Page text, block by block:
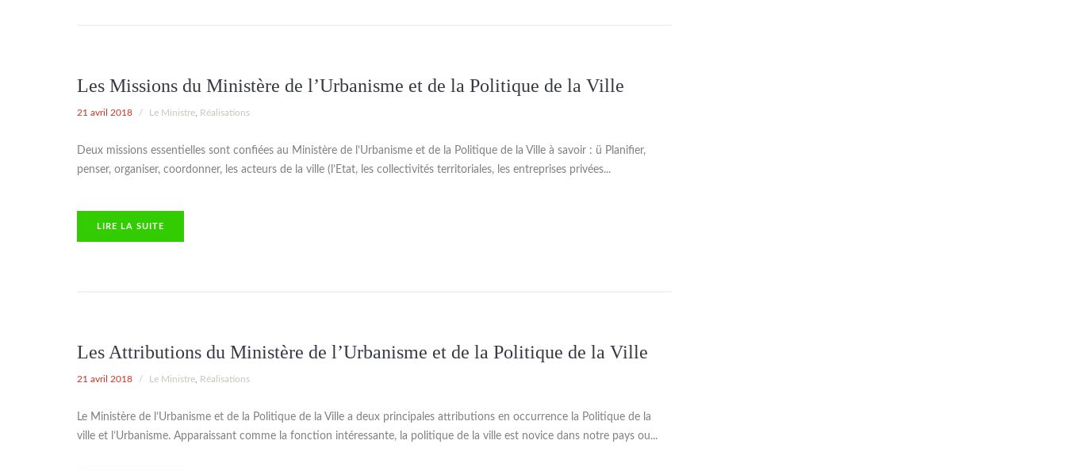
Les Missions du Ministère de l’Urbanisme et de la Politique de la Ville
21 avril 2018 / Le Ministre Réalisations
Deux missions essentielles sont confiées au Ministère de l’Urbanisme et de la Politique de la Ville à savoir : ü Planifier,
penser, organiser, coordonner, les acteurs de la ville (l’Etat, les collectivités territoriales, les entreprises privées...
LIRE LA SUITE
Les Attributions du Ministère de l’Urbanisme et de la Politique de la Ville
21 avril 2018 / Le Ministre Réalisations
Le Ministère de l’Urbanisme et de la Politique de la Ville a deux principales attributions en occurrence la Politique de la
ville et l’Urbanisme. Apparaissant comme la fonction intéressante, la politique de la ville est novice dans notre pays ou...